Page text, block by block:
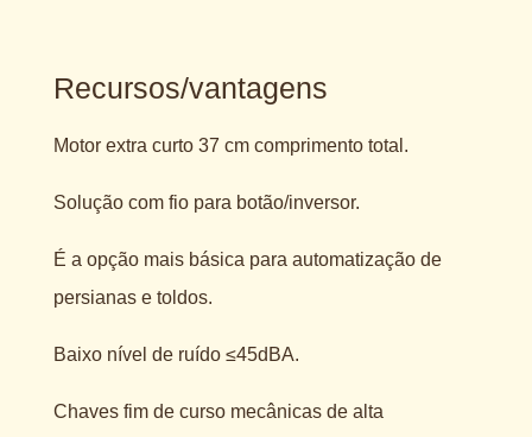
Recursos/vantagens
Motor extra curto 37 cm comprimento total.
Solução com fio para botão/inversor.
É a opção mais básica para automatização de
persianas e toldos.
Baixo nível de ruído ≤45dBA.
Chaves fim de curso mecânicas de alta